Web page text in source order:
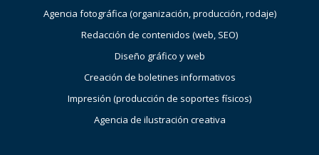
Agencia fotográfica (organización, producción, rodaje)
Redacción de contenidos (web, SEO)
Diseño gráfico y web
Creación de boletines informativos
Impresión (producción de soportes físicos)
Agencia de ilustración creativa